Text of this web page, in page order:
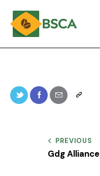
PREVIOUS
Gdg Alliance